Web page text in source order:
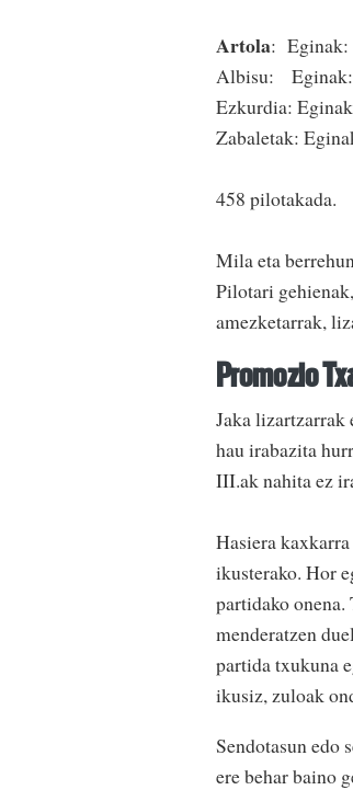
Artola:
Albisu:
Ezkurdia:
Zabaletak:
458 pilotakada.
Mila eta
Pilotari
amezketarrak,
Promozio
Jaka lizartzarrak
hau irabazita
III.ak nahita ez
Hasiera
ikusterako. Hor
partidako
menderatzen
partida txukuna
ikusiz, zuloak
Sendotasun edo
ere behar baino